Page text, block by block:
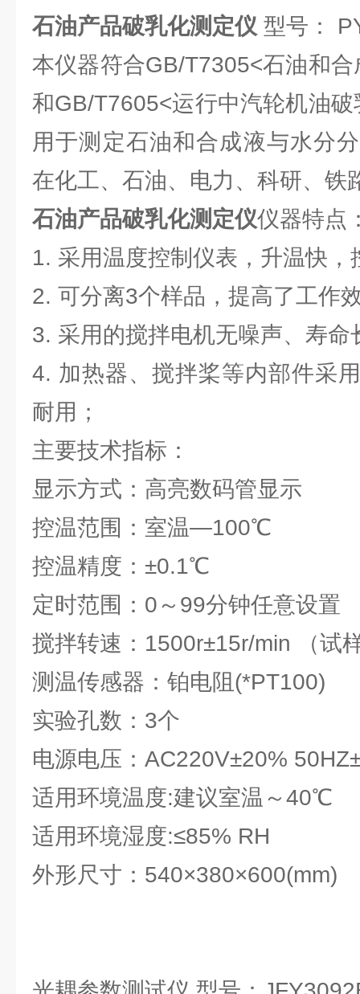
石油产品破乳化测定仪 型号：
本仪器符合GB/T7305<石油和
和GB/T7605<运行中汽轮机油
用于测定石油和合成液与水分
在化工、石油、电力、科研、铁
石油产品破乳化测定仪仪器特点
1. 采用温度控制仪表，升温快，
2. 可分离3个样品，提高了工作
3. 采用的搅拌电机无噪声、寿命
4. 加热器、搅拌桨等内部件采
耐用；
主要技术指标：
显示方式：高亮数码管显示
控温范围：室温—100℃
控温精度：±0.1℃
定时范围：0～99分钟任意设置
搅拌转速：1500r±15r/min （试
测温传感器：铂电阻(*PT100)
实验孔数：3个
电源电压：AC220V±20%
适用环境温度:建议室温～40℃
适用环境湿度:≤85% RH
外形尺寸：540×380×600(mm)